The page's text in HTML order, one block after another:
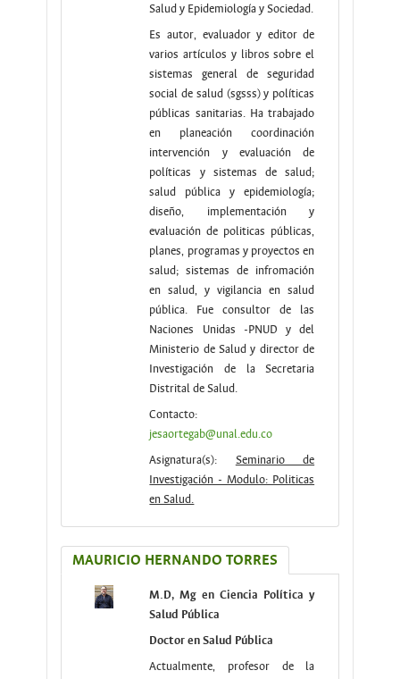
Salud y Epidemiología y Sociedad.
Es autor, evaluador y editor de
varios artículos y libros sobre el
sistemas general de seguridad
social de salud (sgsss) y políticas
públicas sanitarias. Ha trabajado
en planeación coordinación
intervención y evaluación de
políticas y sistemas de salud;
salud pública y epidemiología;
diseño, implementación y
evaluación de politicas públicas,
planes, programas y proyectos en
salud; sistemas de infromación
en salud, y vigilancia en salud
pública. Fue consultor de las
Naciones Unidas -PNUD y del
Ministerio de Salud y director de
Investigación de la Secretaria
Distrital de Salud.
Contacto:
jesaortegab@unal.edu.co
Asignatura(s): Seminario de
Investigación - Modulo: Politicas
en Salud.
MAURICIO HERNANDO TORRES
M.D, Mg en Ciencia Política y
Salud Pública
Doctor en Salud Pública
Actualmente, profesor de la